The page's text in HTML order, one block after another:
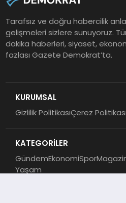
Tarafsız ve doğru habercilik
gelişmeleri sizlere sunuyoruz.
dakika haberleri, siyaset,
fazlası Gazete Demokrat’ta.
KURUMSAL
Gizlilik PolitikasıÇerez Politikası
KATEGORİLER
GündemEkonomiSpor
Yaşam